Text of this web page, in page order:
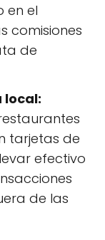
en el
comisiones
de
local:
tarjetas de
efectivo
de las